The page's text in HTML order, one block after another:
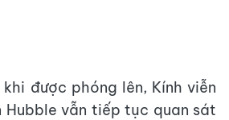
được phóng lên, Kính viễn
Hubble vẫn tiếp tục quan sát